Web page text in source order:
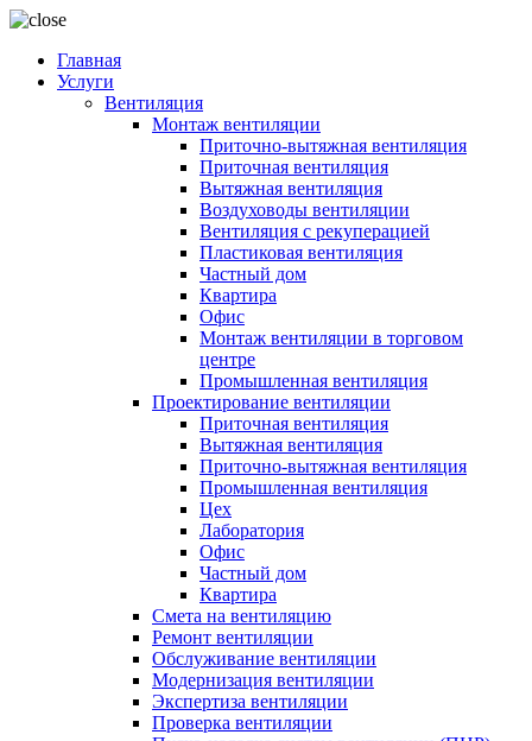
Главная
Услуги
Вентиляция
Монтаж вентиляции
Приточно-вытяжная вентиляция
Приточная вентиляция
Вытяжная вентиляция
Воздуховоды вентиляции
Вентиляция с рекуперацией
Пластиковая вентиляция
Частный дом
Квартира
Офис
Монтаж вентиляции в торговом
центре
Промышленная вентиляция
Проектирование вентиляции
Приточная вентиляция
Вытяжная вентиляция
Приточно-вытяжная вентиляция
Промышленная вентиляция
Цех
Лаборатория
Офис
Частный дом
Квартира
Смета на вентиляцию
Ремонт вентиляции
Обслуживание вентиляции
Модернизация вентиляции
Экспертиза вентиляции
Проверка вентиляции